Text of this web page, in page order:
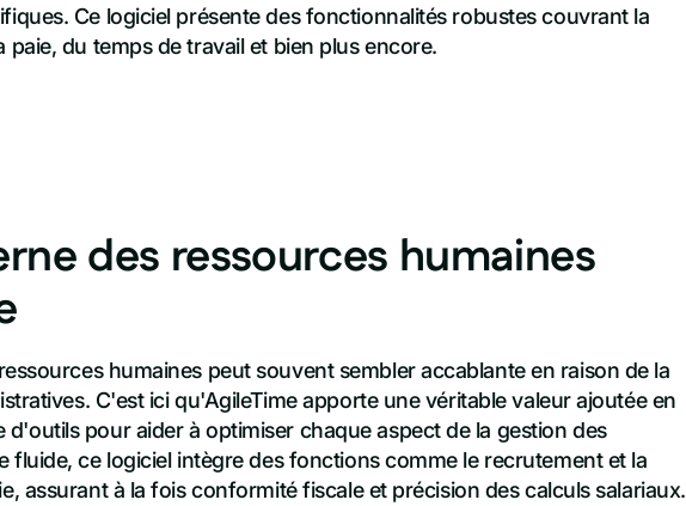
Ce logiciel présente des fonctionnalités robustes couvrant la
du temps de travail et bien plus encore.
des ressources humaines
humaines peut souvent sembler accablante en raison de la
C'est ici qu'AgileTime apporte une véritable valeur ajoutée en
pour aider à optimiser chaque aspect de la gestion des
fluide, ce logiciel intègre des fonctions comme le recrutement et la
assurant à la fois conformité fiscale et précision des calculs salariaux.